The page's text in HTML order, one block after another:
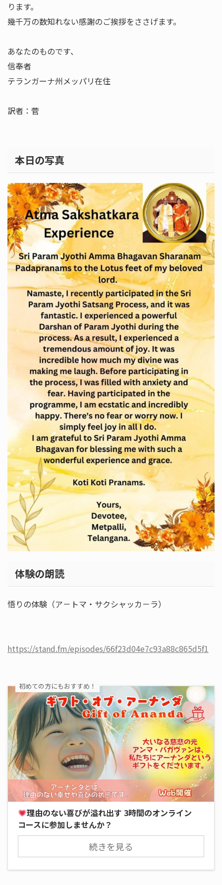
ります。
幾千万の数知れない感謝のご挨拶をささげます。
あなたのものです、
信奉者
テランガーナ州メッパリ在住
訳者：菅
本日の写真
体験の朗読
悟りの体験（ア－トマ・サクシャッカ－ラ）
https://stand.fm/episodes/66f23d04e7c93a88c865d5f1
初めての方にもおすすめ！
理由のない喜びが溢れ出す 3時間のオンライン
コースに参加しませんか？
続きを見る